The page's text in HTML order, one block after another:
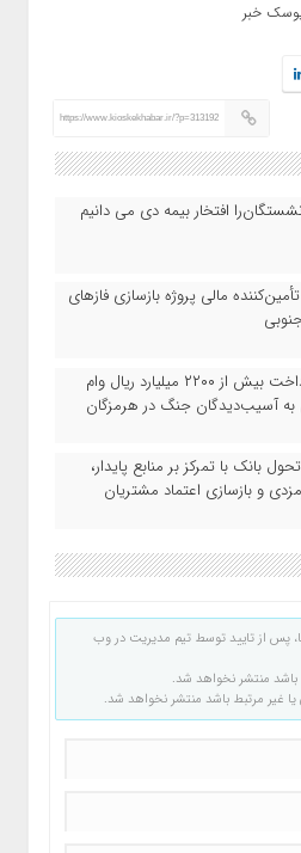
خبر
https://www.kioskekhabar.ir/?p=313192
افتخار بیمه دی می دانیم
مالی پروژه بازسازی فازهای
تسهیل در پرداخت بیش از ۲۲۰۰ میلیارد ریال وام
آسیب‌دیدگان جنگ در هرمزگان
بانک با تمرکز بر منابع پایدار،
و بازسازی اعتماد مشتریان
پس از تایید توسط تیم مدیریت در وب
باشد منتشر نخواهد شد.
یا غیر مرتبط باشد منتشر نخواهد شد.